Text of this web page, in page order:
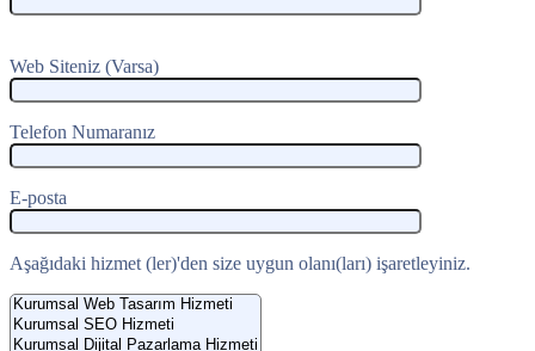
Web Siteniz (Varsa)
Telefon Numaranız
E-posta
Aşağıdaki hizmet (ler)'den size uygun olanı(ları) işaretleyiniz.